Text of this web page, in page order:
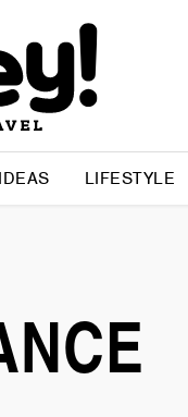
LIFESTYLE